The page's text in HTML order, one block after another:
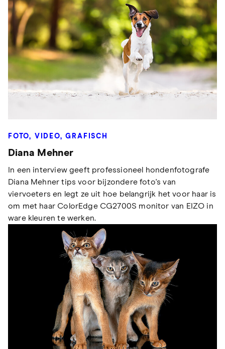
FOTO, VIDEO, GRAFISCH
Diana Mehner
In een interview geeft professioneel hondenfotografe
Diana Mehner tips voor bijzondere foto's van
viervoeters en legt ze uit hoe belangrijk het voor haar is
om met haar ColorEdge CG2700S monitor van EIZO in
ware kleuren te werken.